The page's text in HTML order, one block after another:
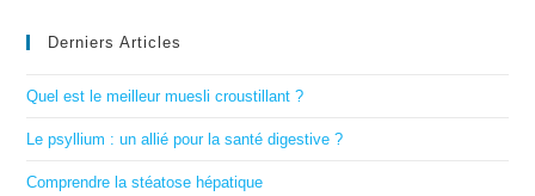
Derniers Articles
Quel est le meilleur muesli croustillant ?
Le psyllium : un allié pour la santé digestive ?
Comprendre la stéatose hépatique